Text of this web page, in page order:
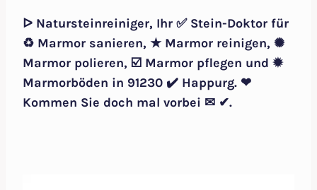
ᐅ Natursteinreiniger, Ihr ✅ Stein-Doktor für
♻ Marmor sanieren, ★ Marmor reinigen, ✺
Marmor polieren, ☑️ Marmor pflegen und ✹
Marmorböden in 91230 ✔️ Happurg. ❤
Kommen Sie doch mal vorbei ✉ ✔.